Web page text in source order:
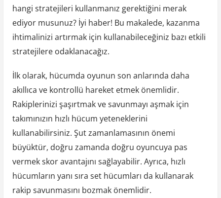
hangi stratejileri kullanmanız gerektiğini merak
ediyor musunuz? İyi haber! Bu makalede, kazanma
ihtimalinizi artırmak için kullanabileceğiniz bazı etkili
stratejilere odaklanacağız.
İlk olarak, hücumda oyunun son anlarında daha
akıllıca ve kontrollü hareket etmek önemlidir.
Rakiplerinizi şaşırtmak ve savunmayı aşmak için
takımınızın hızlı hücum yeteneklerini
kullanabilirsiniz. Şut zamanlamasının önemi
büyüktür, doğru zamanda doğru oyuncuya pas
vermek skor avantajını sağlayabilir. Ayrıca, hızlı
hücumların yanı sıra set hücumları da kullanarak
rakip savunmasını bozmak önemlidir.